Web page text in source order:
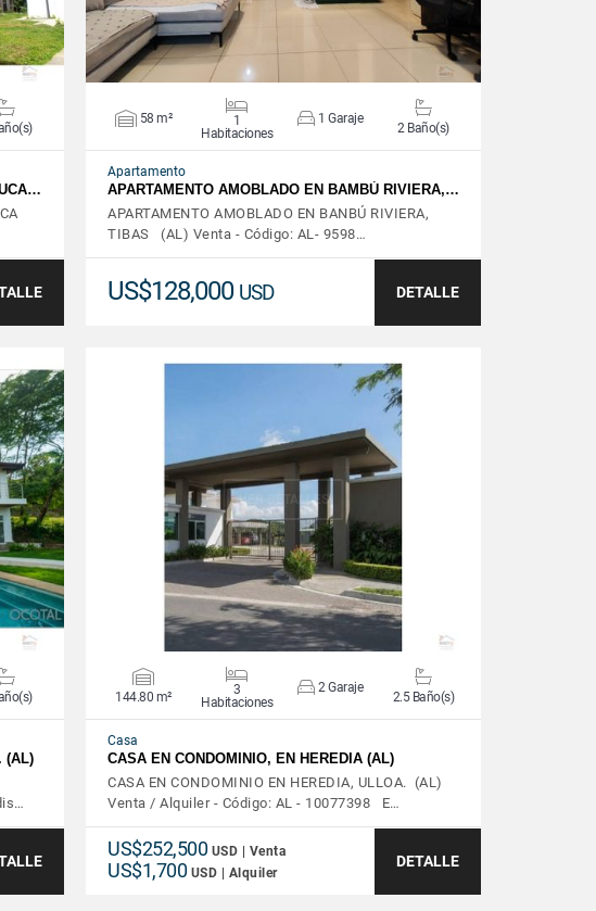
58 m²
1
Habitaciones
1 Garaje
2 Baño(s)
Apartamento
APARTAMENTO AMOBLADO EN BAMBÚ RIVIERA,…
APARTAMENTO AMOBLADO EN BANBÚ RIVIERA,
TIBAS (AL) Venta - Código: AL- 9598…
US$128,000 USD DETALLE
(AL)
VER DETALLES
144.80 m²
3
Habitaciones
2 Garaje
2.5 Baño(s)
Casa
CASA EN CONDOMINIO, EN HEREDIA (AL)
CASA EN CONDOMINIO EN HEREDIA, ULLOA. (AL)
Venta / Alquiler - Código: AL - 10077398 E…
US$252,500 USD | Venta
US$1,700 USD | Alquiler
DETALLE